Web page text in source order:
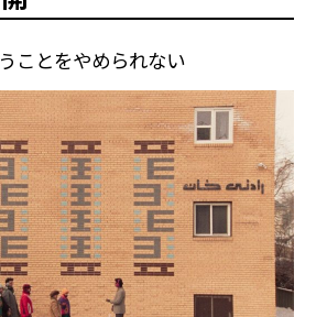
ことをやめられない